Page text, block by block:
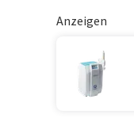
Anzeigen